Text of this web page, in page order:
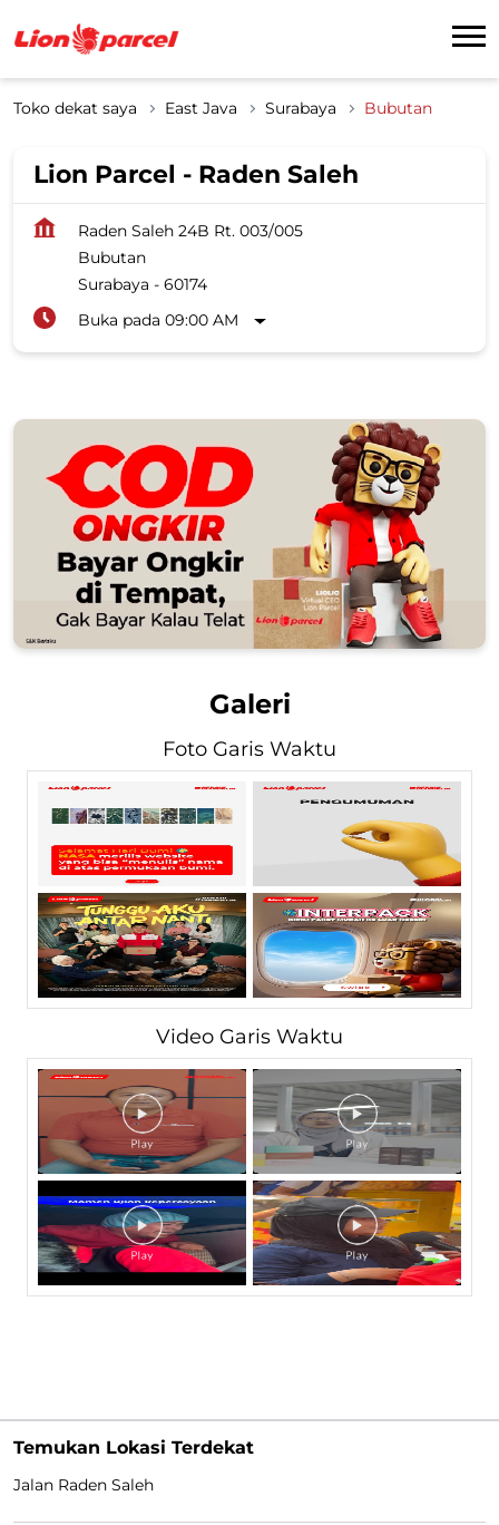
Toko dekat saya East Java Surabaya Bubutan
Lion Parcel - Raden Saleh
Raden Saleh 24B Rt. 003/005
Bubutan
Surabaya - 60174
Buka pada 09:00 AM
Galeri
Foto Garis Waktu
Video Garis Waktu
Temukan Lokasi Terdekat
Jalan Raden Saleh